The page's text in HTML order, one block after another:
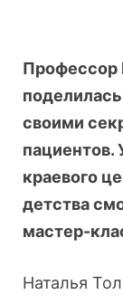
Профессор
своими
пациентов.
краевого
детства
мастер-
Наталья